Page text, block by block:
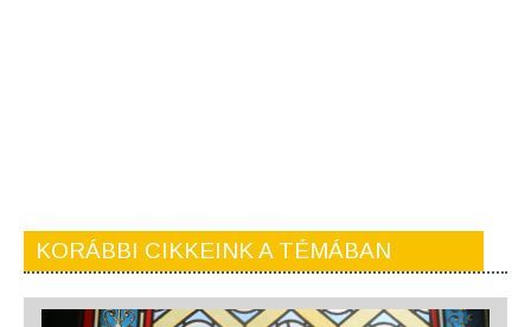
KORÁBBI CIKKEINK A TÉMÁBAN